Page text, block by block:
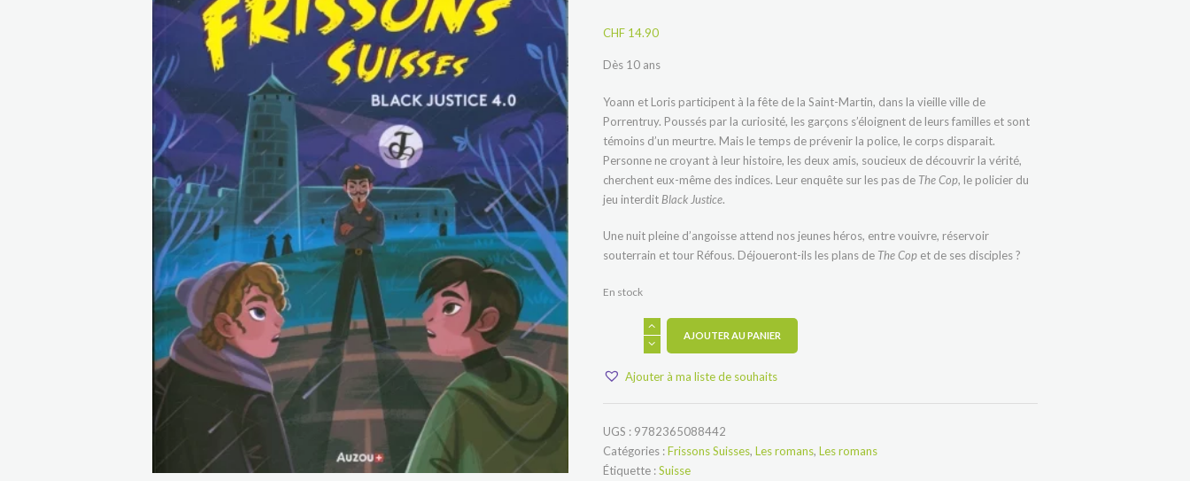
CHF 14.90
Dès 10 ans
Yoann et Loris participent à la fête de la Saint-Martin, dans la vieille ville de
Porrentruy. Poussés par la curiosité, les garçons s’éloignent de leurs familles et sont
témoins d’un meurtre. Mais le temps de prévenir la police, le corps disparait.
Personne ne croyant à leur histoire, les deux amis, soucieux de découvrir la vérité,
cherchent eux-même des indices. Leur enquête sur les pas de The Cop, le policier du
jeu interdit Black Justice.
Une nuit pleine d’angoisse attend nos jeunes héros, entre vouivre, réservoir
souterrain et tour Réfous. Déjoueront-ils les plans de The Cop et de ses disciples ?
En stock
Frissons
AJOUTER AU PANIER
Ajouter à ma liste de souhaits
UGS : 9782365088442
Catégories :Frissons Suisses, Les romans, Les romans
Étiquette :Suisse